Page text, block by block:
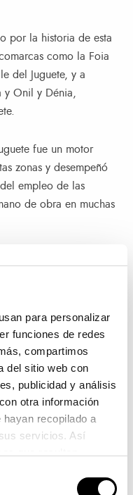
para personalizar
funciones de redes
compartimos
del sitio web con
publicidad y análisis
otra información
recopilado a
servicios. Así
por la historia de esta
como la Foia
del Juguete, y a
Onil y Dénia,
fue un motor
zonas y desempeñó
empleo de las
de obra en muchas
desde principios
que ha permitido
la creatividad a lo
exposición como
empresas y
y de la industria, han
Comunitat
han permitido